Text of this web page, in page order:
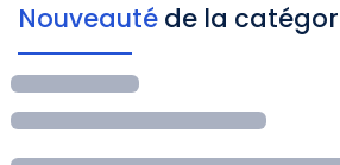
Nouveauté de la